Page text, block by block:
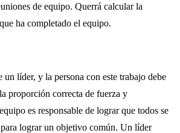
de equipo. Querrá calcular la
ha completado el equipo.
líder, y la persona con este trabajo debe
proporción correcta de fuerza y
es responsable de lograr que todos se
lograr un objetivo común. Un líder